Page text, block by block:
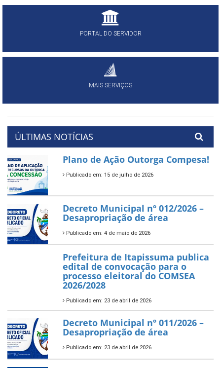
PORTAL DO SERVIDOR
MAIS SERVIÇOS
ÚLTIMAS NOTÍCIAS
Plano de Ação Outorga Compesa!
Publicado em: 15 de julho de 2026
Decreto Municipal nº 012/2026 –
Desapropriação de área
Publicado em: 4 de maio de 2026
Prefeitura de Itapissuma publica
edital de convocação para o
processo eleitoral do COMSEA
2026/2028
Publicado em: 23 de abril de 2026
Decreto Municipal nº 011/2026 –
Desapropriação de área
Publicado em: 23 de abril de 2026